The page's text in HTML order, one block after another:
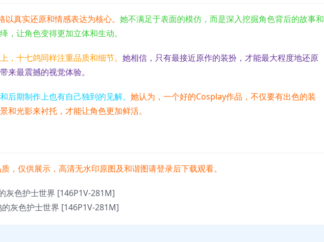
真实还原和情感表达为核心。 她不满足于表面的模仿，而是深入挖掘角色背后的故事和
，让角色变得更加立体和生动。
，十七鸽同样注重品质和细节。 她相信，只有最接近原作的装扮，才能最大程度地还原
来最震撼的视觉体验。
后期制作上也有自己独到的见解。 她认为，一个好的Cosplay作品，不仅要有出色的装
和光影来衬托，才能让角色更加鲜活。
，仅供展示，高清无水印原图及和谐图请登录后下载观看。